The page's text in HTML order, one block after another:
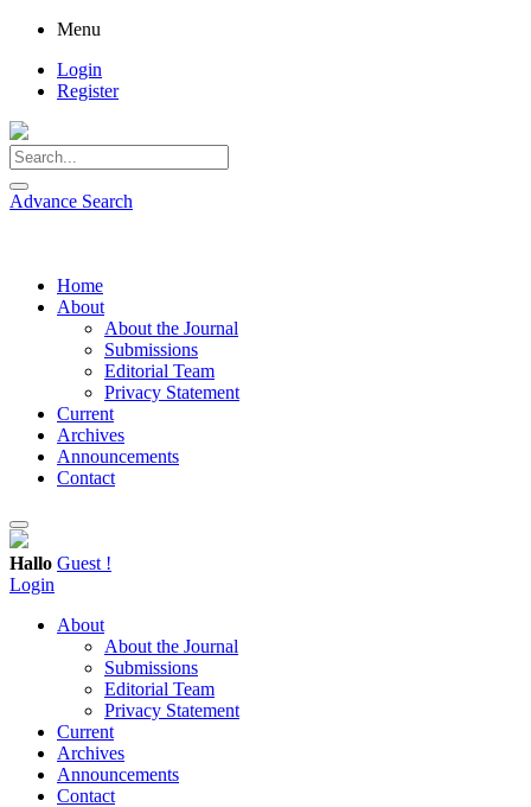
Menu
Login
Register
Advance Search
Home
About
About the Journal
Submissions
Editorial Team
Privacy Statement
Current
Archives
Announcements
Contact
Hallo Guest !
Login
About
About the Journal
Submissions
Editorial Team
Privacy Statement
Current
Archives
Announcements
Contact